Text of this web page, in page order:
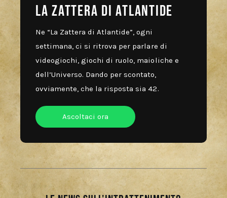
La zattera di atlantide
Ne “La Zattera di Atlantide”, ogni
settimana, ci si ritrova per parlare di
videogiochi, giochi di ruolo, maioliche e
dell’Universo. Dando per scontato,
ovviamente, che la risposta sia 42.
Ascoltaci ora